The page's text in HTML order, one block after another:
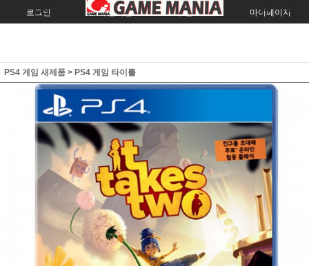
로그인 회원가입 주문조회 마이페이지
PS4 게임 새제품 > PS4 게임 타이틀